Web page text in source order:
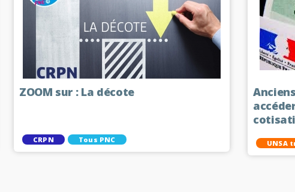
ZOOM sur : La décote
CRPN Tous PNC UNSA